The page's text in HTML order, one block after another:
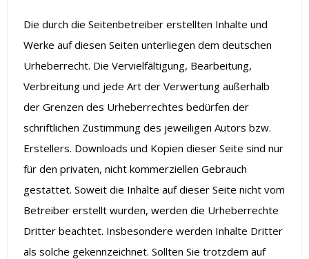
Die durch die Seitenbetreiber erstellten Inhalte und
Werke auf diesen Seiten unterliegen dem deutschen
Urheberrecht. Die Vervielfältigung, Bearbeitung,
Verbreitung und jede Art der Verwertung außerhalb
der Grenzen des Urheberrechtes bedürfen der
schriftlichen Zustimmung des jeweiligen Autors bzw.
Erstellers. Downloads und Kopien dieser Seite sind nur
für den privaten, nicht kommerziellen Gebrauch
gestattet. Soweit die Inhalte auf dieser Seite nicht vom
Betreiber erstellt wurden, werden die Urheberrechte
Dritter beachtet. Insbesondere werden Inhalte Dritter
als solche gekennzeichnet. Sollten Sie trotzdem auf